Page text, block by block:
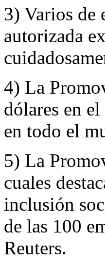
3) Varios de
autorizada
4) La
dólares en
en todo el
5) La
cuales
inclusión
de las 100
Reuters.